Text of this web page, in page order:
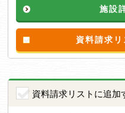
施設
資料請求
資料請求リストに追加